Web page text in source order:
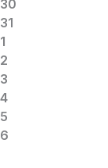
30
31
1
2
3
4
5
6